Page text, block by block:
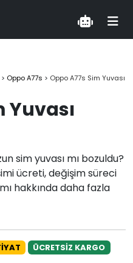
> Oppo A77s > Oppo A77s Sim Yuvası
Yuvası
sim yuvası mı bozuldu?
ücreti, değişim süreci
hakkında daha fazla
ÜCRETSİZ KARGO